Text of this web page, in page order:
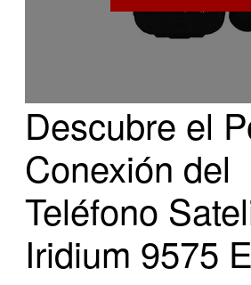
Descubre el
Conexión del
Teléfono
Iridium 9575